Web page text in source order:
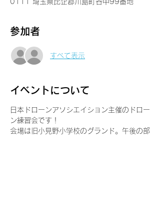
0111 埼玉県比企郡川島町谷中99番地
参加者
すべて表示
イベントについて
日本ドローンアソシエイション主催のドロー
ン練習会です！
会場は旧小見野小学校のグランド。午後の部